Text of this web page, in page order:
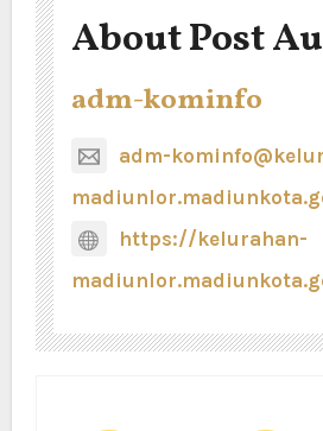
About Post
adm-kominfo
adm-
https://kelurahan-